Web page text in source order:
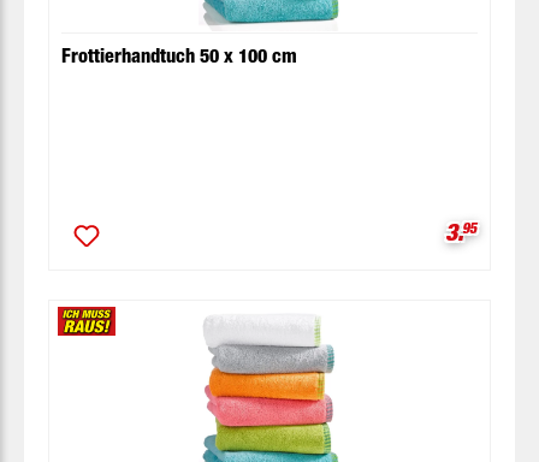
Frottierhandtuch 50 x 100 cm
3.95